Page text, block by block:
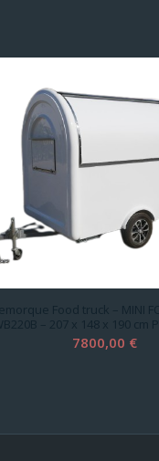
Food truck – MINI
WB220B – 207 x 148 x 190 cm
7800,00 €